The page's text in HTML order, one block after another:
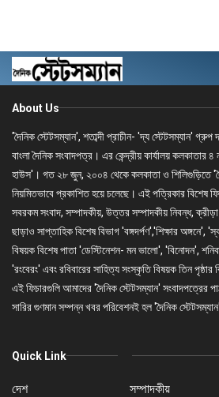
About Us
'দৈনিক স্টেটসম্যান', শতাব্দী প্রাচীন- 'দ্য স্টেটসম্যান' গ্রুপ
বাংলা দৈনিক সংবাদপত্র। এর কেন্দ্রীয় কার্যালয় কলকাতার
হাউস'। গত ২৮ জুন, ২০০৪ থেকে কলকাতা ও শিলিগুড়িতে
নিয়মিতভাবে প্রকাশিত হয়ে চলেছে। এই পত্রিকার বিশেষ
সবরকম সংবাদ, সম্পাদকীয়, উত্তর সম্পাদকীয় নিবন্ধ, ক্রীড়া
ছাড়াও সাপ্তাহিক বিশেষ বিভাগ 'বঙ্গদর্পণ','শিক্ষার অঙ্গনে',
বিষয়ক বিশেষ পাতা 'ডেস্টিনেশন- মন ভালো', 'বিনোদন',
'রংবেরং' এবং রবিবারের সাহিত্য সংস্কৃতি বিষয়ক তিন পৃষ্ঠার
এই ফিচারগুলি আমাদের 'দৈনিক স্টেটসম্যান' সংবাদপত্রের
সারির গুণমান সম্পন্ন খবর পরিবেশনই হল 'দৈনিক
Quick Link
দেশ সম্পাদকীয়